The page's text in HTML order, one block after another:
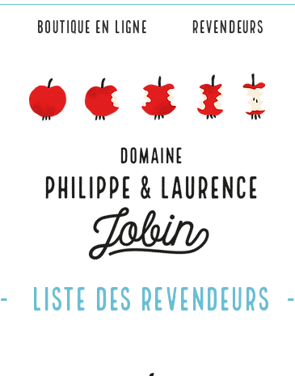
Boutique en ligne Revendeurs
- lISTE DES REVENDEURS -